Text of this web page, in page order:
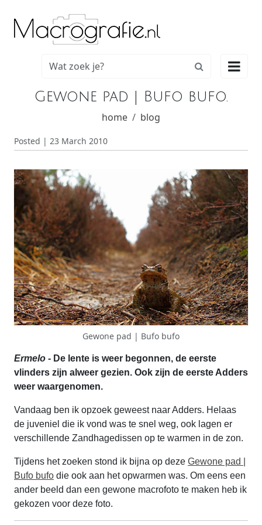

Gewone pad | Bufo bufo.
home blog
Posted | 23 March 2010
Gewone pad | Bufo bufo
Ermelo - De lente is weer begonnen, de eerste
vlinders zijn alweer gezien. Ook zijn de eerste Adders
weer waargenomen.
Vandaag ben ik opzoek geweest naar Adders. Helaas
de juveniel die ik vond was te snel weg, ook lagen er
verschillende Zandhagedissen op te warmen in de zon.
Tijdens het zoeken stond ik bijna op deze Gewone pad |
Bufo bufo die ook aan het opwarmen was. Om eens een
ander beeld dan een gewone macrofoto te maken heb ik
gekozen voor deze foto.